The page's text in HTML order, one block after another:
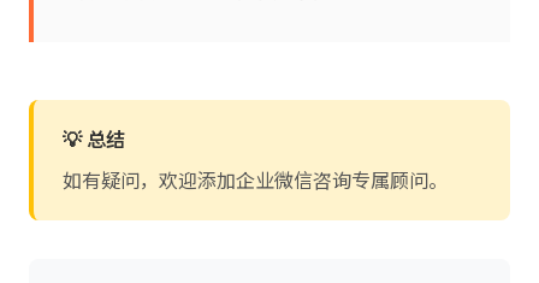
💡 总结
如有疑问，欢迎添加企业微信咨询专属顾问。